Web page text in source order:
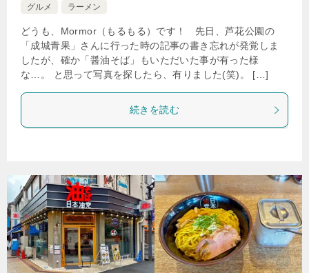
グルメ
ラーメン
どうも、Mormor（もるもる）です！ 先日、芦花公園の
「成城青果」さんに行った時の記事の書き忘れが発覚しま
したが、確か「醤油そば」もいただいた事が有った様
な…。 と思って写真を探したら、有りました(笑)。 […]
続きを読む